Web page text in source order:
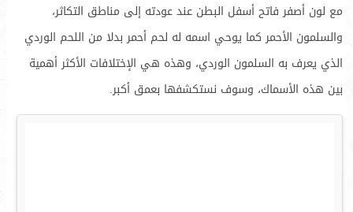
مع لون أصفر فاتح أسفل البطن عند عودته إلى مناطق التكاثر،
والسلمون الأحمر كما يوحي اسمه له لحم أحمر بدلا من اللحم الوردي
الذي يعرف به السلمون الوردي، وهذه هي الإختلافات الأكثر أهمية
بين هذه الأسماك، وسوف نستكشفها بعمق أكبر.